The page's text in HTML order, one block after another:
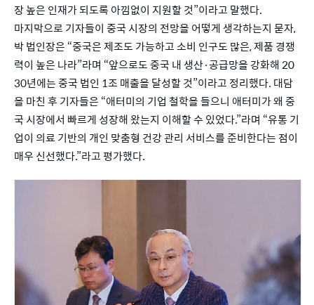
장 높은 인재가 되도록 아낌없이 지원할 것”이라고 말했다.
마지막으로 기자들이 중국 시장의 전망을 어떻게 생각하는지 묻자,
박 법인장은 “중국은 제조도 가능하고 소비 인구도 많은, 제품 경쟁
력이 높은 나라”라며 “앞으로도 중국 내 생산·공급망을 강화해 20
30년에는 중국 법인 1조 매출을 달성할 것”이라고 정리했다. 대담
을 마친 후 기자들은 “애터미의 기업 철학을 들으니 애터미가 왜 중
국 시장에서 빠르게 성장해 왔는지 이해할 수 있었다.”라며 “유통 기
업이 의료 기반의 개인 맞춤형 건강 관리 서비스를 준비한다는 점이
매우 신선했다.”라고 평가했다.